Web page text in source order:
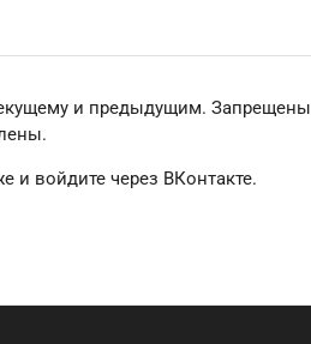
и предыдущим. Запрещены
и войдите через ВКонтакте.